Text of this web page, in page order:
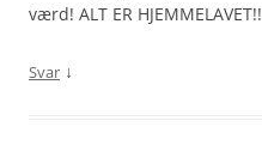
værd! ALT ER HJEMMELAVET!!
Svar ↓